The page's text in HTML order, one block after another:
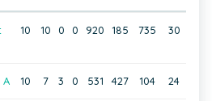
10 10 0 0 920 185 735 30
A 10 7 3 0 531 427 104 24